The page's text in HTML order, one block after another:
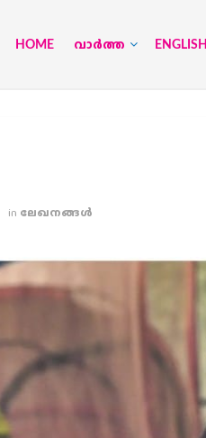
HOME വാര്‍ത്ത ENGLISH
in ലേഖനങ്ങള്‍